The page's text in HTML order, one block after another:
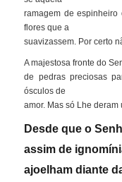
ramagem de
flores que a
suavizassem. Por certo
A majestosa fronte do
de pedras preciosas
ósculos de
amor. Mas só Lhe
Desde que o
assim de
ajoelham diante